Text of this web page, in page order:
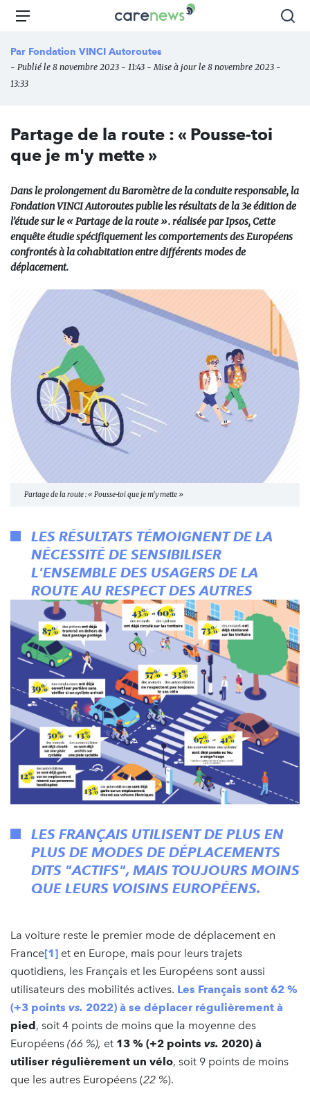
Aller
principal
Carenews,
des
Menu
Par Fondation VINCI Autoroutes
- Publié le 8 novembre 2023 - 11:43 - Mise à jour le 8 novembre 2023 -
13:33
Partage de la route : « Pousse-toi
que je m'y mette »
Dans le prolongement du Baromètre de la conduite responsable, la
Fondation VINCI Autoroutes publie les résultats de la 3e édition de
l’étude sur le « Partage de la route ». réalisée par Ipsos, Cette
enquête étudie spécifiquement les comportements des Européens
confrontés à la cohabitation entre différents modes de
déplacement.
Partage de la route : « Pousse-toi que je m'y mette »
LES RÉSULTATS TÉMOIGNENT DE LA
NÉCESSITÉ DE SENSIBILISER
L'ENSEMBLE DES USAGERS DE LA
ROUTE AU RESPECT DES AUTRES
LES FRANÇAIS UTILISENT DE PLUS EN
PLUS DE MODES DE DÉPLACEMENTS
DITS "ACTIFS", MAIS TOUJOURS MOINS
QUE LEURS VOISINS EUROPÉENS.
La voiture reste le premier mode de déplacement en
France[1] et en Europe, mais pour leurs trajets
quotidiens, les Français et les Européens sont aussi
utilisateurs des mobilités actives. Les Français sont 62 %
(+3 points vs. 2022) à se déplacer régulièrement à
pied , soit 4 points de moins que la moyenne des
Européens (66 %), et 13 % (+2 points vs. 2020) à
utiliser régulièrement un vélo, soit 9 points de moins
que les autres Européens (22 %).